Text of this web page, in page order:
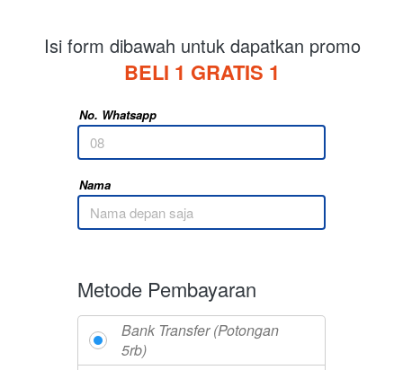
Isi form dibawah untuk dapatkan promo
BELI 1 GRATIS 1
No. Whatsapp
Nama
Metode Pembayaran
Bank Transfer (Potongan
5rb)